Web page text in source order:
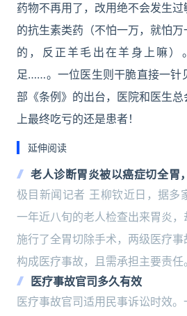
药物不再用了，改用绝不会发生
的抗生素类药（不怕一万，就怕
的，反正羊毛出在羊身上嘛）
足……。一位医生则干脆直接一针
部《条例》的出台，医院和医生
上最终吃亏的还是患者！
延伸阅读
老人诊断胃炎被以癌症切全胃
一个月，目前可正常挂号，医
极目新闻记者 王柳钦近日，据多
一年近八旬的老人检查出来胃炎
施行了全胃切除手术，两级医疗
构成医疗事故，且需承担主要责
医疗事故官司多久有效
医疗事故官司适用民事诉讼时效